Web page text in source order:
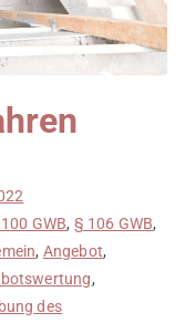
GWB, § 106 GWB,
, Angebot,
,
des